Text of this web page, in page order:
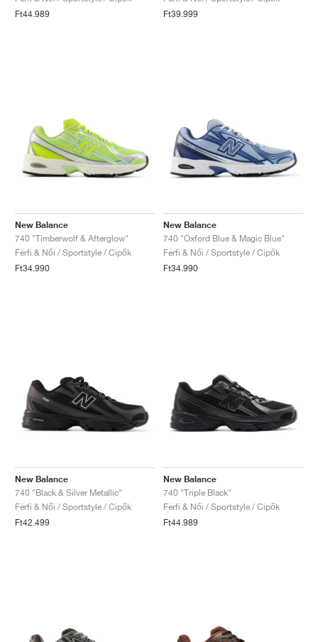
Ft44.989
Ft39.999
New Balance
740 "Timberwolf & Afterglow"
Férfi & Női / Sportstyle / Cipők
Ft34.990
New Balance
740 "Oxford Blue & Magic Blue"
Férfi & Női / Sportstyle / Cipők
Ft34.990
New Balance
740 "Black & Silver Metallic"
Férfi & Női / Sportstyle / Cipők
Ft42.499
New Balance
740 "Triple Black"
Férfi & Női / Sportstyle / Cipők
Ft44.989